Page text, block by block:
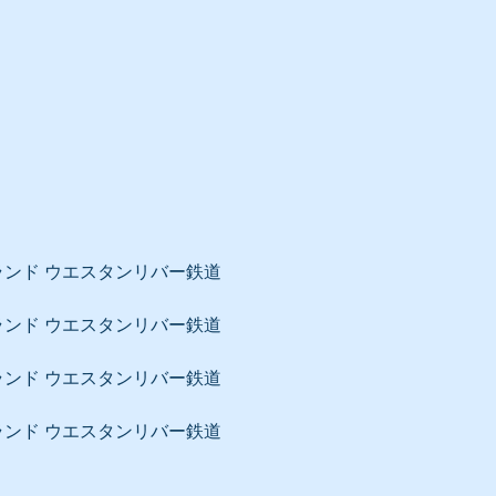
ド ウエスタンリバー鉄道
ド ウエスタンリバー鉄道
ド ウエスタンリバー鉄道
ド ウエスタンリバー鉄道